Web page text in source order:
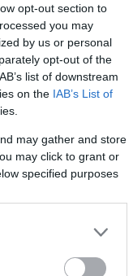
opt-out section to
you may
by us or personal
opt-out of the
list of downstream
on the IAB’s List of
may gather and store
may click to grant or
specified purposes